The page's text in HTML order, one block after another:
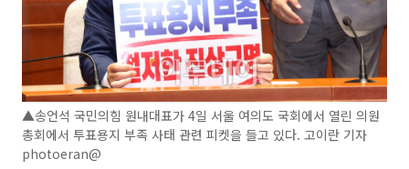
▲송언석 국민의힘 원내대표가 4일 서울 여의도 국회에서 열린 의원
총회에서 투표용지 부족 사태 관련 피켓을 들고 있다. 고이란 기자
photoeran@